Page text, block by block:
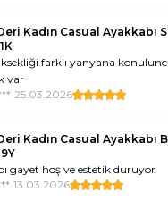
Kadın Casual Ayakkabı
farklı yanyana
var
25.03.2026
Kadın Casual Ayakkabı
gayet hoş ve estetik duruyor
13.03.2026